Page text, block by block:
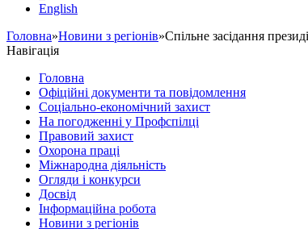
English
Головна»Новини з регіонів»Спільне засідання
Навігація
Головна
Офіційні документи та повідомлення
Соціально-економічний захист
На погодженні у Профспілці
Правовий захист
Охорона праці
Міжнародна діяльність
Огляди і конкурси
Досвід
Інформаційна робота
Новини з регіонів